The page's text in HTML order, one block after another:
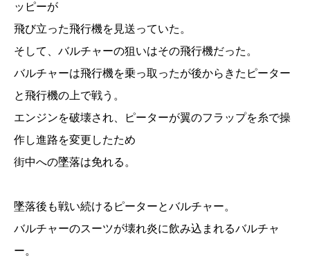
ッピーが
飛び立った飛行機を見送っていた。
そして、バルチャーの狙いはその飛行機だった。
バルチャーは飛行機を乗っ取ったが後からきたピーター
と飛行機の上で戦う。
エンジンを破壊され、ピーターが翼のフラップを糸で操
作し進路を変更したため
街中への墜落は免れる。
墜落後も戦い続けるピーターとバルチャー。
バルチャーのスーツが壊れ炎に飲み込まれるバルチャ
ー。